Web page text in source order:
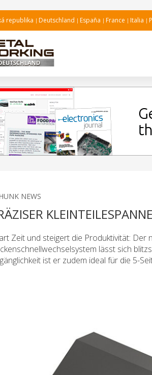
republika Deutschland España France Italia
NEWS
Zeit und steigert die Produktivität: Der
lässt sich
ist er zudem ideal für die 5-